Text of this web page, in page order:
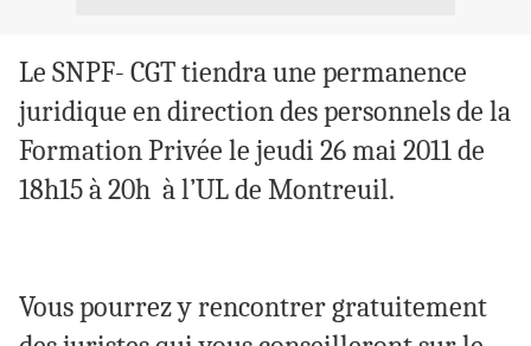
Le SNPF- CGT tiendra une permanence
juridique en direction des personnels de la
Formation Privée le jeudi 26 mai 2011 de
18h15 à 20h à l’UL de Montreuil.
Vous pourrez y rencontrer gratuitement